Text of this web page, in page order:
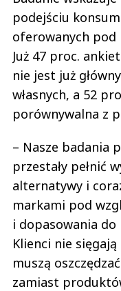
podejściu
oferowanych pod
Już 47 proc.
nie jest już
własnych, a 52
porównywalna z
– Nasze badania
przestały pełnić
alternatywy i
markami pod
i dopasowania
Klienci nie
muszą
zamiast